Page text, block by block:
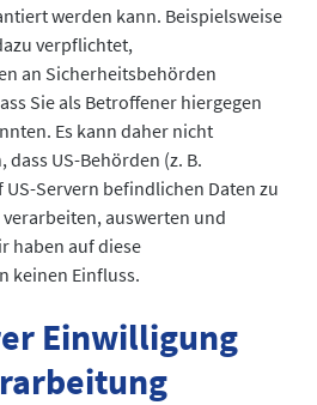
werden kann. Beispielsweise
verpflichtet,
an Sicherheitsbehörden
Sie als Betroffener hiergegen
Es kann daher nicht
US-Behörden (z. B.
Servern befindlichen Daten zu
auswerten und
haben auf diese
keinen Einfluss.
Einwilligung